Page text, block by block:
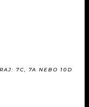
7C, 7A NEBO 10D